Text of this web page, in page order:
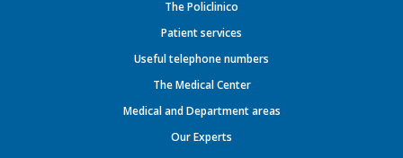
The Policlinico
Patient services
Useful telephone numbers
The Medical Center
Medical and Department areas
Our Experts